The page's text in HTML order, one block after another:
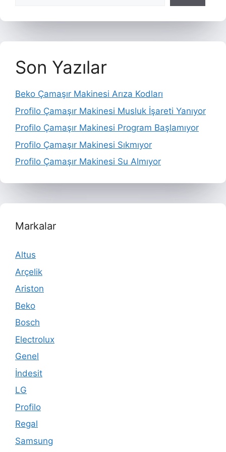
Son Yazılar
Beko Çamaşır Makinesi Arıza Kodları
Profilo Çamaşır Makinesi Musluk İşareti Yanıyor
Profilo Çamaşır Makinesi Program Başlamıyor
Profilo Çamaşır Makinesi Sıkmıyor
Profilo Çamaşır Makinesi Su Almıyor
Markalar
Altus
Arçelik
Ariston
Beko
Bosch
Electrolux
Genel
İndesit
LG
Profilo
Regal
Samsung